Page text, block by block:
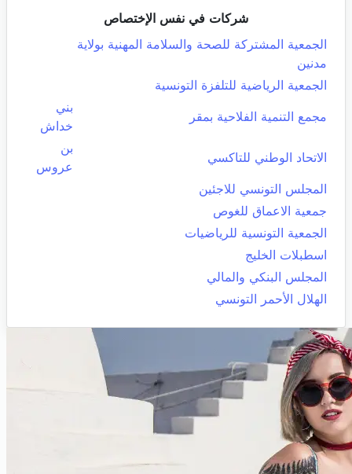
شركات في نفس الإختصاص
الجمعية المشتركة للصحة والسلامة المهنية بولاية
مدنين
الجمعية الرياضية للتلفزة التونسية
مجمع التنمية الفلاحية بمقر
بني
خداش
الاتحاد الوطني للتاكسي
بن
عروس
المجلس التونسي للاجئين
جمعية الاعماق للغوص
الجمعية التونسية للرياضيات
اسطبلات الخليج
المجلس البنكي والمالي
الهلال الأحمر التونسي